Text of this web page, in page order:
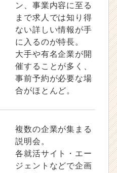
ン、事業内容に至る
まで求人では知り得
ない詳しい情報が手
に入るのが特長。
大手や有名企業が開
催することが多く、
事前予約が必要な場
合がほとんど。
複数の企業が集まる
説明会。
各就活サイト・エー
ジェントなどで企画